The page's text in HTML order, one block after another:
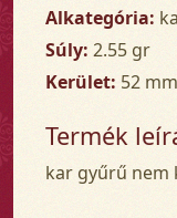
Alkategória:
Súly: 2.55 gr
Kerület: 52 mm
Termék
kar gyűrű nem